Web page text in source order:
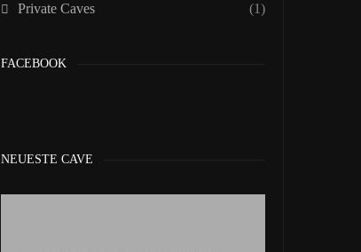
Private Caves (1)
FACEBOOK
NEUESTE CAVE